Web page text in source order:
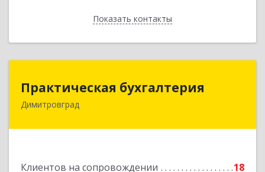
Показать контакты
Назад
Практическая бухгалтерия
Димитровград
Клиентов на сопровождении 18
Практическая бухгалтерия
433502, Ульяновская область, г.о. город
Подробнее